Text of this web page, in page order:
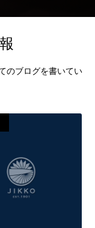
のブログを書いてい